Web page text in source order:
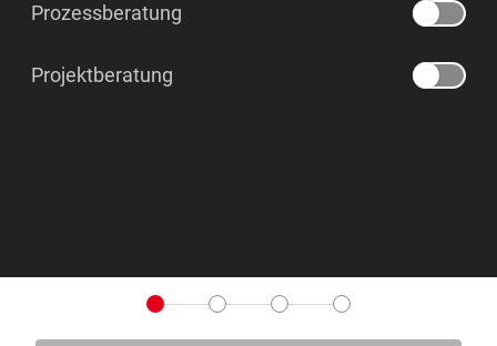
Prozessberatung
Projektberatung